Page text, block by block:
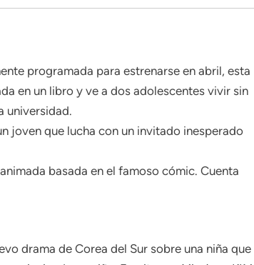
programada para estrenarse en abril, esta
en un libro y ve a dos adolescentes vivir sin
universidad.
joven que lucha con un invitado inesperado
basada en el famoso cómic. Cuenta
drama de Corea del Sur sobre una niña que